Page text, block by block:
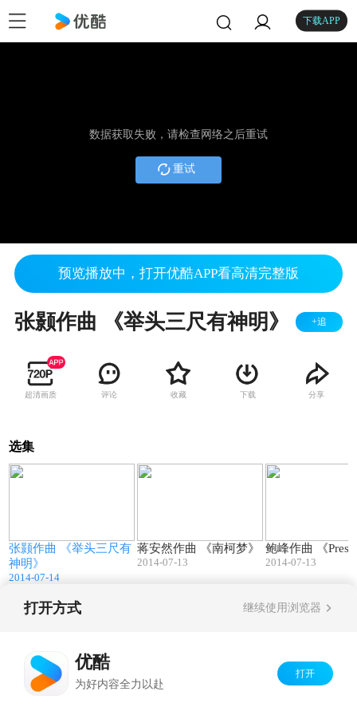
下载APP
数据获取失败，请检查网络之后重试
重试
预览播放中，打开优酷APP看高清完整版
张颢作曲 《举头三尺有神明》 +追
超清画质 评论 收藏 下载 分享
选集
张颢作曲 《举头三尺有
神明》
2014-07-14
蒋安然作曲 《南柯梦》
2014-07-13
鲍峰作曲 《
2014-07-13
打开方式 继续使用浏览器
优酷
为好内容全力以赴
打开